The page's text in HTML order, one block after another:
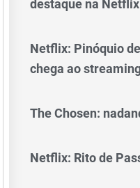
destaque na Netflix
Netflix: Pinóquio
chega ao
The Chosen:
Netflix: Rito de